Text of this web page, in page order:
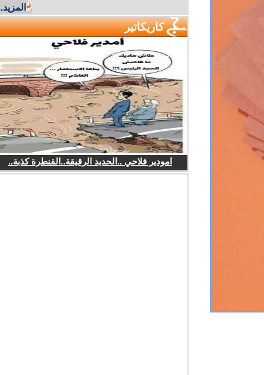
المزيد...
كاريكاتير
امودير فلاحي ..الحديد الرقيقة..القنطرة كذبة..